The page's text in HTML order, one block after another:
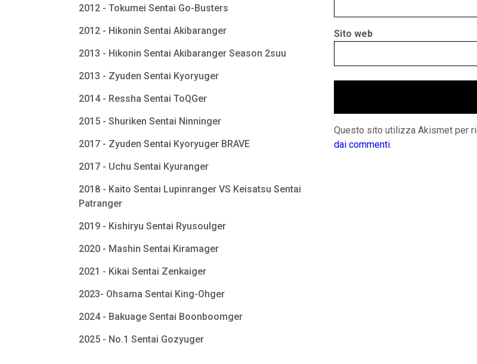
2012 - Tokumei Sentai Go-Busters
2012 - Hikonin Sentai Akibaranger
2013 - Hikonin Sentai Akibaranger Season 2suu
2013 - Zyuden Sentai Kyoryuger
2014 - Ressha Sentai ToQGer
2015 - Shuriken Sentai Ninninger
2017 - Zyuden Sentai Kyoryuger BRAVE
2017 - Uchu Sentai Kyuranger
2018 - Kaito Sentai Lupinranger VS Keisatsu Sentai
Patranger
2019 - Kishiryu Sentai Ryusoulger
2020 - Mashin Sentai Kiramager
2021 - Kikai Sentai Zenkaiger
2023- Ohsama Sentai King-Ohger
2024 - Bakuage Sentai Boonboomger
2025 - No.1 Sentai Gozyuger
Sito web
Questo sito utilizza Akismet per
dai commenti.